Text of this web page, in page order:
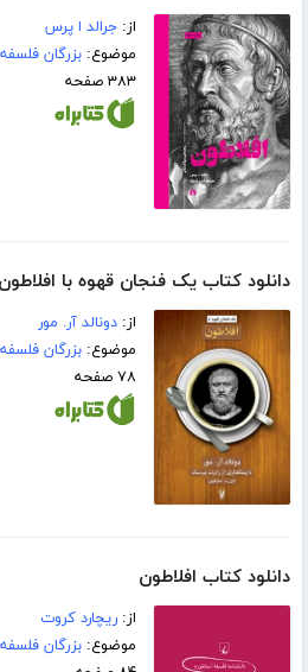
از:جرالد ا پرس
موضوع:بزرگان فلسفه
۳۸۳ صفحه
دانلود کتاب یک فنجان قهوه با افلاطون
از:دونالد آر. مور
موضوع:بزرگان فلسفه
۷۸ صفحه
دانلود کتاب افلاطون
از:ریچارد کروت
موضوع:بزرگان فلسفه